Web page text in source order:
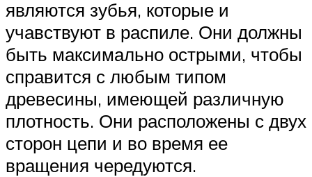
являются зубья, которые и
учавствуют в распиле. Они должны
быть максимально острыми, чтобы
справится с любым типом
древесины, имеющей различную
плотность. Они расположены с двух
сторон цепи и во время ее
вращения чередуются.